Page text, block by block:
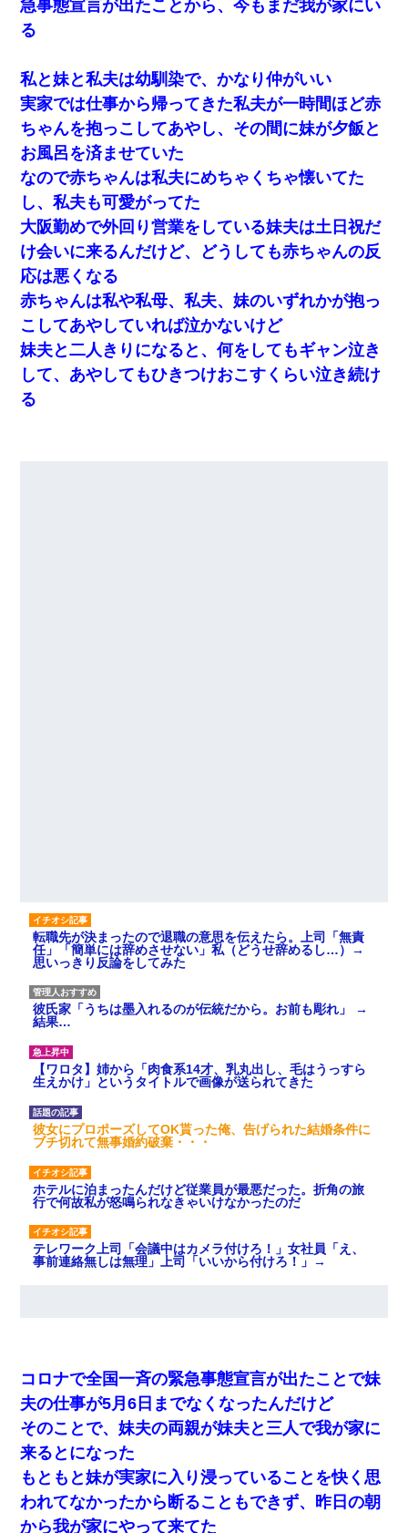
急事態宣言が出たことから、今もまだ我が家にい
る
私と妹と私夫は幼馴染で、かなり仲がいい
実家では仕事から帰ってきた私夫が一時間ほど赤
ちゃんを抱っこしてあやし、その間に妹が夕飯と
お風呂を済ませていた
なので赤ちゃんは私夫にめちゃくちゃ懐いてた
し、私夫も可愛がってた
大阪勤めで外回り営業をしている妹夫は土日祝だ
け会いに来るんだけど、どうしても赤ちゃんの反
応は悪くなる
赤ちゃんは私や私母、私夫、妹のいずれかが抱っ
こしてあやしていれば泣かないけど
妹夫と二人きりになると、何をしてもギャン泣き
して、あやしてもひきつけおこすくらい泣き続け
る
転職先が決まったので退職の意思を伝えたら。上司「無責
任」「簡単には辞めさせない」私（どうせ辞めるし…）→
思いっきり反論をしてみた
彼氏家「うちは墨入れるのが伝統だから。お前も彫れ」 →
結果…
【ワロタ】姉から「肉食系14才、乳丸出し、毛はうっすら
生えかけ」というタイトルで画像が送られてきた
彼女にプロポーズしてOK貰った俺、告げられた結婚条件に
ブチ切れて無事婚約破棄・・・
ホテルに泊まったんだけど従業員が最悪だった。折角の旅
行で何故私が怒鳴られなきゃいけなかったのだ
テレワーク上司「会議中はカメラ付けろ！」女社員「え、
事前連絡無しは無理」上司「いいから付けろ！」→
【唖然】帰宅したら旦那のスポーツカーが消えていた。警
察『目立つし、すぐ見つかるかもしれません』→ 数時間
後・・警察『××さんご存じですか？』
最近うちの庭に知らない男の人がしょっちゅう入ってく
る。それを職場で愚痴ったら、同僚男性が怒鳴りつけてき
た。
私は家が貧しくて、手に職をつけようと看護師になった。
コロナで全国一斉の緊急事態宣言が出たことで妹
夫の仕事が5月6日までなくなったんだけど
そのことで、妹夫の両親が妹夫と三人で我が家に
来るとになった
もともと妹が実家に入り浸っていることを快く思
われてなかったから断ることもできず、昨日の朝
から我が家にやって来てた